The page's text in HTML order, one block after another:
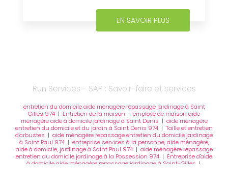
EN SAVOIR PLUS
Run Services - SAP : Savoir-faire et services
entretien du domicile aide ménagère repassage jardinage à Saint
Gilles 974 | Entretien de la maison | employé de maison aide
ménagère aide à domicile jardinage à Saint Denis | aide ménagère
entretien du domicile et du jardin à Saint Denis 974 | Taille et entretien
d'arbustes | aide ménagère repassage entretien du domicile jardinage
à Saint Paul 974| entreprise services à la personne, aide ménagère,
aide à domicile, jardinage à Saint Paul 974| aide ménagère repassage
entretien du domicile jardinage à la Possession 974 | Entreprise d'aide
à domicile aide ménagère repassage jardinage à Saint-Gilles |